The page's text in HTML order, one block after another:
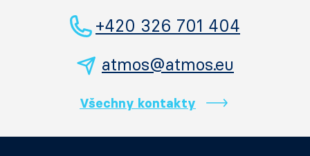
+420 326 701 404
atmos@atmos.eu
Všechny kontakty